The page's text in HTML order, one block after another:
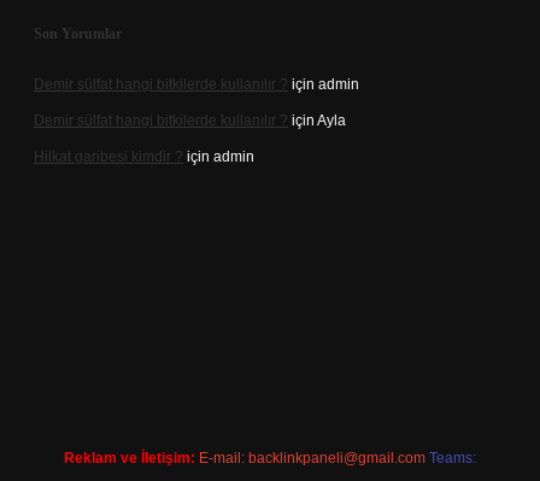
Son Yorumlar
Demir sülfat hangi bitkilerde kullanılır ? için admin
Demir sülfat hangi bitkilerde kullanılır ? için Ayla
Hilkat garibesi kimdir ? için admin
Reklam ve İletişim: E-mail: backlinkpaneli@gmail.com Teams: